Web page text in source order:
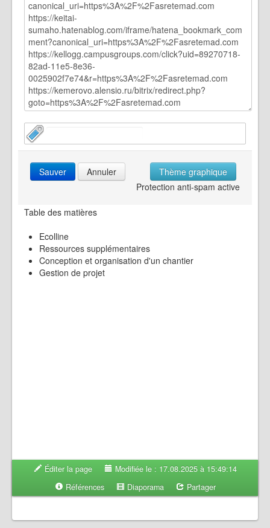
Sauver Annuler
Thème graphique
Protection anti-spam active
Table des matières
Ecolline
Ressources supplémentaires
Conception et organisation d'un chantier
Gestion de projet
Éditer la page
Modifiée le : 17.08.2025 à 15:49:14
Références
Diaporama Partager